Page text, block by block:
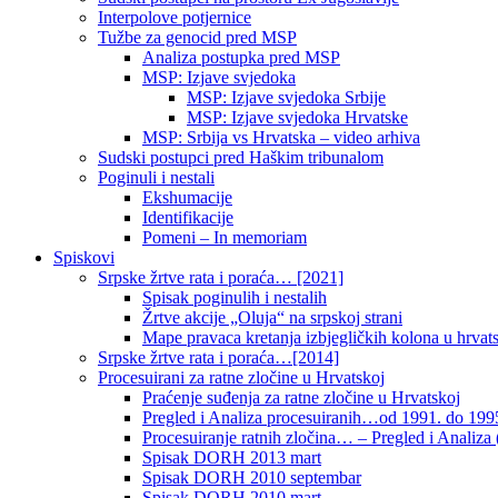
Interpolove potjernice
Tužbe za genocid pred MSP
Analiza postupka pred MSP
MSP: Izjave svjedoka
MSP: Izjave svjedoka Srbije
MSP: Izjave svjedoka Hrvatske
MSP: Srbija vs Hrvatska – video arhiva
Sudski postupci pred Haškim tribunalom
Poginuli i nestali
Ekshumacije
Identifikacije
Pomeni – In memoriam
Spiskovi
Srpske žrtve rata i poraća… [2021]
Spisak poginulih i nestalih
Žrtve akcije „Oluja“ na srpskoj strani
Mape pravaca kretanja izbjegličkih kolona u
Srpske žrtve rata i poraća…[2014]
Procesuirani za ratne zločine u Hrvatskoj
Praćenje suđenja za ratne zločine u Hrvatskoj
Pregled i Analiza procesuiranih…od 1991. do
Procesuiranje ratnih zločina… – Pregled i Analiza
Spisak DORH 2013 mart
Spisak DORH 2010 septembar